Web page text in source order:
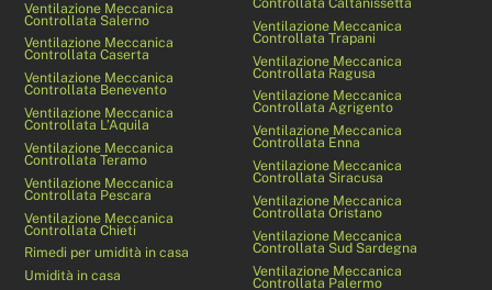
Ventilazione Meccanica
Controllata Salerno
Ventilazione Meccanica
Controllata Caserta
Ventilazione Meccanica
Controllata Benevento
Ventilazione Meccanica
Controllata L’Aquila
Ventilazione Meccanica
Controllata Teramo
Ventilazione Meccanica
Controllata Pescara
Ventilazione Meccanica
Controllata Chieti
Rimedi per umidità in casa
Umidità in casa
Ventilazione Meccanica
Controllata Trapani
Ventilazione Meccanica
Controllata Ragusa
Ventilazione Meccanica
Controllata Agrigento
Ventilazione Meccanica
Controllata Enna
Ventilazione Meccanica
Controllata Siracusa
Ventilazione Meccanica
Controllata Oristano
Ventilazione Meccanica
Controllata Sud Sardegna
Ventilazione Meccanica
Controllata Palermo